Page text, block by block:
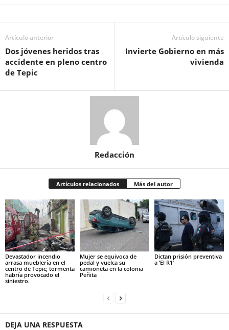
Artículo anterior
Dos jóvenes heridos tras
accidente en pleno centro
de Tepic
Artículo siguiente
Invierte Gobierno en más
vivienda
Redacción
Artículos relacionados Más del autor
Devastador incendio
arrasa mueblería en el
centro de Tepic; tormenta
habría provocado el
siniestro.
Mujer se equivoca de
pedal y vuelca su
camioneta en la colonia
Peñita
Dictan prisión preventiva
a ‘El R1’
DEJA UNA RESPUESTA